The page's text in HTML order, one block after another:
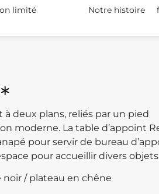
limité Notre histoire
deux plans, reliés par un pied
moderne. La table d’appoint
pour servir de bureau
pour accueillir divers
/ plateau en chêne